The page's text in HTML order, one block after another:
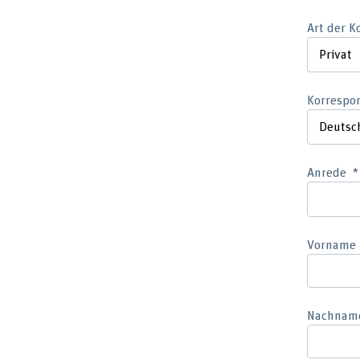
Art der
Anrede
Vorname